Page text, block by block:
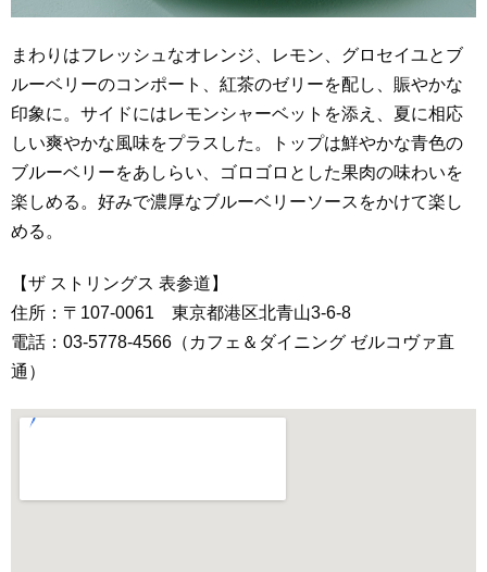
まわりはフレッシュなオレンジ、レモン、グロセイユとブ
ルーベリーのコンポート、紅茶のゼリーを配し、賑やかな
印象に。サイドにはレモンシャーベットを添え、夏に相応
しい爽やかな風味をプラスした。トップは鮮やかな青色の
ブルーベリーをあしらい、ゴロゴロとした果肉の味わいを
楽しめる。好みで濃厚なブルーベリーソースをかけて楽し
める。
【ザ ストリングス 表参道】
住所：〒107-0061 東京都港区北青山3-6-8
電話：03-5778-4566（カフェ＆ダイニング ゼルコヴァ直
通）